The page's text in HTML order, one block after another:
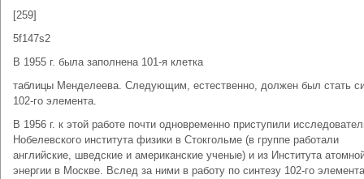
[259]
5f147s2
В 1955 г. была заполнена 101-я клетка
таблицы Менделеева. Следующим, естественно, должен был стать
102-го элемента.
В 1956 г. к этой работе почти одновременно приступили
Нобелевского института физики в Стокгольме (в группе работали
английские, шведские и американские ученые) и из Института
энергии в Москве. Вслед за ними в работу по синтезу 102-го элемента